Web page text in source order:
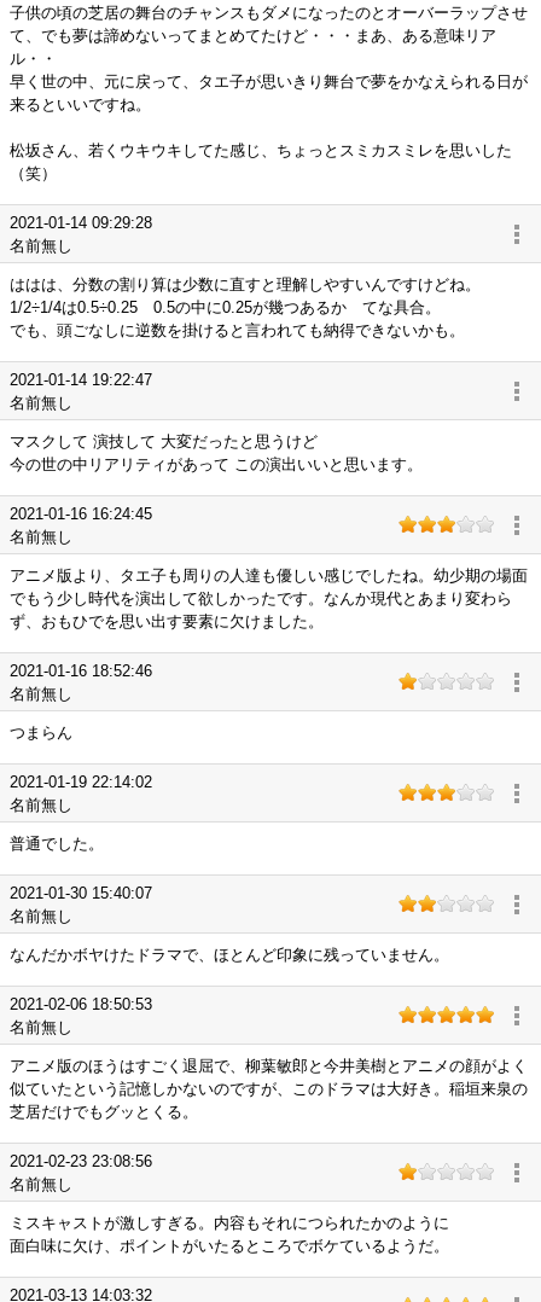
子供の頃の芝居の舞台のチャンスもダメになったのとオーバーラップさせ
て、でも夢は諦めないってまとめてたけど・・・まあ、ある意味リア
ル・・
早く世の中、元に戻って、タエ子が思いきり舞台で夢をかなえられる日が
来るといいですね。
松坂さん、若くウキウキしてた感じ、ちょっとスミカスミレを思いした
（笑）
2021-01-14 09:29:28
名前無し
ははは、分数の割り算は少数に直すと理解しやすいんですけどね。
1/2÷1/4は0.5÷0.25 0.5の中に0.25が幾つあるか てな具合。
でも、頭ごなしに逆数を掛けると言われても納得できないかも。
2021-01-14 19:22:47
名前無し
マスクして 演技して 大変だったと思うけど
今の世の中リアリティがあって この演出いいと思います。
2021-01-16 16:24:45
名前無し
アニメ版より、タエ子も周りの人達も優しい感じでしたね。幼少期の場面
でもう少し時代を演出して欲しかったです。なんか現代とあまり変わら
ず、おもひでを思い出す要素に欠けました。
2021-01-16 18:52:46
名前無し
つまらん
2021-01-19 22:14:02
名前無し
普通でした。
2021-01-30 15:40:07
名前無し
なんだかボヤけたドラマで、ほとんど印象に残っていません。
2021-02-06 18:50:53
名前無し
アニメ版のほうはすごく退屈で、柳葉敏郎と今井美樹とアニメの顔がよく
似ていたという記憶しかないのですが、このドラマは大好き。稲垣来泉の
芝居だけでもグッとくる。
2021-02-23 23:08:56
名前無し
ミスキャストが激しすぎる。内容もそれにつられたかのように
面白味に欠け、ポイントがいたるところでボケているようだ。
2021-03-13 14:03:32